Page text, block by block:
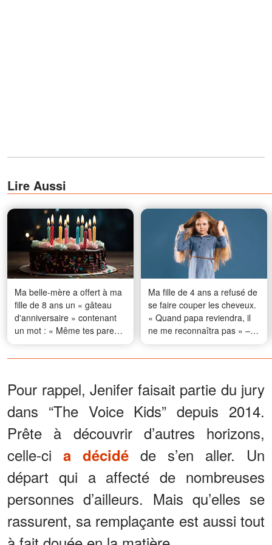
Lire Aussi
Ma belle-mère a offert à ma
fille de 8 ans un « gâteau
d'anniversaire » contenant
un mot : « Même tes parents
biologiques ne voulaient pas
de toi » – Une minute plus
idées en place
Ma fille de 4 ans a refusé de
se faire couper les cheveux.
« Quand papa reviendra, il
ne me reconnaîtra pas » –
Mais mon mari est décédé il
y a longtemps
Pour rappel, Jenifer faisait partie du jury
dans “The Voice Kids” depuis 2014.
Prête à découvrir d’autres horizons,
celle-ci a décidé de s’en aller. Un
départ qui a affecté de nombreuses
personnes d’ailleurs. Mais qu’elles se
rassurent, sa remplaçante est aussi tout